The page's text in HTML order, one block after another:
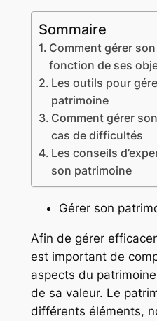
Sommaire
Comment gérer
fonction de ses
Les outils pour
patrimoine
Comment gérer
cas de difficultés
Les conseils
son patrimoine
Gérer son
Afin de gérer
est important de
aspects du
de sa valeur. Le
différents éléments,